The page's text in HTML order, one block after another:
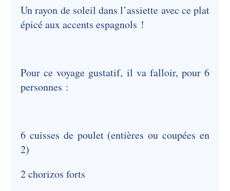
Un rayon de soleil dans l’assiette avec ce plat
épicé aux accents espagnols !
Pour ce voyage gustatif, il va falloir, pour 6
personnes :
6 cuisses de poulet (entières ou coupées en
2)
2 chorizos forts